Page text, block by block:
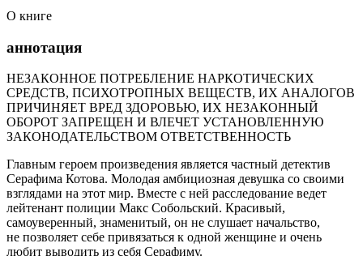
О книге
аннотация
НЕЗАКОННОЕ ПОТРЕБЛЕНИЕ НАРКОТИЧЕСКИХ
СРЕДСТВ, ПСИХОТРОПНЫХ ВЕЩЕСТВ, ИХ АНАЛОГОВ
ПРИЧИНЯЕТ ВРЕД ЗДОРОВЬЮ, ИХ НЕЗАКОННЫЙ
ОБОРОТ ЗАПРЕЩЕН И ВЛЕЧЕТ УСТАНОВЛЕННУЮ
ЗАКОНОДАТЕЛЬСТВОМ ОТВЕТСТВЕННОСТЬ
Главным героем произведения является частный детектив
Серафима Котова. Молодая амбициозная девушка со своими
взглядами на этот мир. Вместе с ней расследование ведет
лейтенант полиции Макс Собольский. Красивый,
самоуверенный, знаменитый, он не слушает начальство,
не позволяет себе привязаться к одной женщине и очень
любит выводить из себя Серафиму.